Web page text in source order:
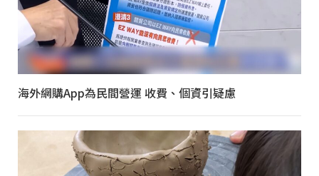
海外網購App為民間營運 收費、個資引疑慮